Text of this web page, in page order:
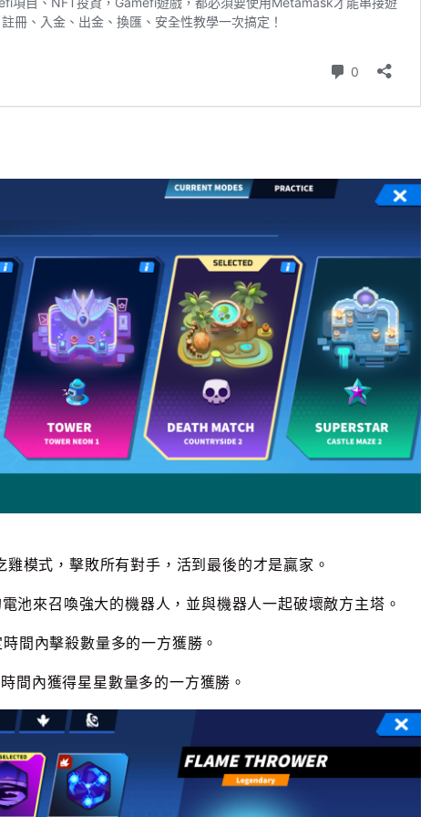
模式，擊敗所有對手，活到最後的才是贏家。
池來召喚強大的機器人，並與機器人一起破壞敵方主塔。
間內擊殺數量多的一方獲勝。
間內獲得星星數量多的一方獲勝。